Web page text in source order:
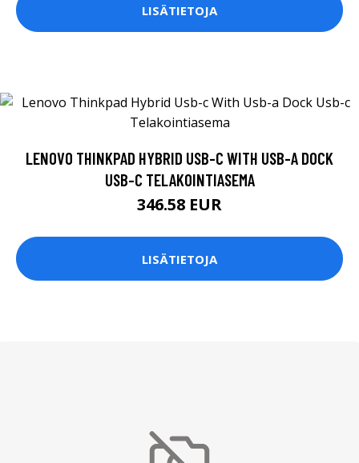
LISÄTIETOJA
LENOVO THINKPAD HYBRID USB-C WITH USB-A DOCK
USB-C TELAKOINTIASEMA
346.58 EUR
LISÄTIETOJA